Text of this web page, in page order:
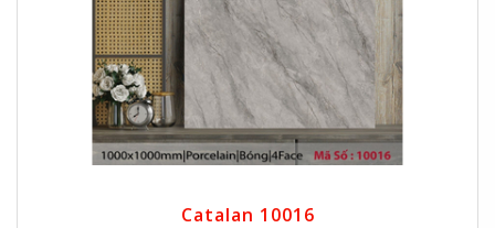
Catalan 10016